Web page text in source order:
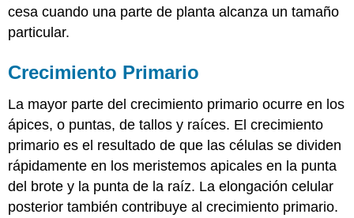
cesa cuando una parte de planta alcanza un tamaño
particular.
Crecimiento Primario
La mayor parte del crecimiento primario ocurre en los
ápices, o puntas, de tallos y raíces. El crecimiento
primario es el resultado de que las células se dividen
rápidamente en los meristemos apicales en la punta
del brote y la punta de la raíz. La elongación celular
posterior también contribuye al crecimiento primario.